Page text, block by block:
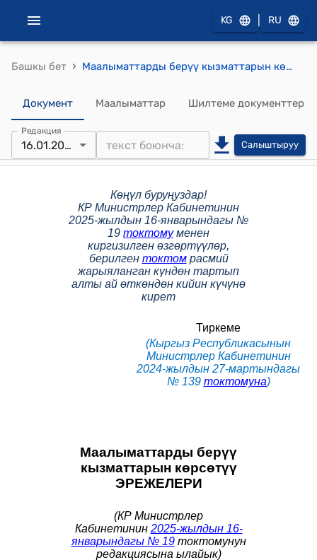
KG RU
Башкы бет › Маалыматтарды берүү кызматтарын көрсөтүү Эрежелери (Кыргыз Республикасынын Министрлер Кабинетинин 2024-жылдын 27-мартындагы № 139 токтомуна)
Документ Маалыматтар Шилтеме документтер
Редакция
16.01.2025 Салыштыруу